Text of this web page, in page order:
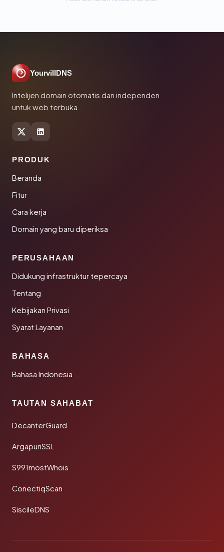
YourvillDNS
Intelijen domain otomatis dan independen
untuk web terbuka.
PRODUK
Beranda
Fitur
Cara kerja
Domain yang baru diperiksa
PERUSAHAAN
Didukung infrastruktur tepercaya
Tentang
Kebijakan Privasi
Syarat Layanan
BAHASA
Bahasa Indonesia
TAUTAN SAHABAT
DecanterGuard
ArgapuriSSL
S991mostWhois
ConectiqScan
SiscileDNS